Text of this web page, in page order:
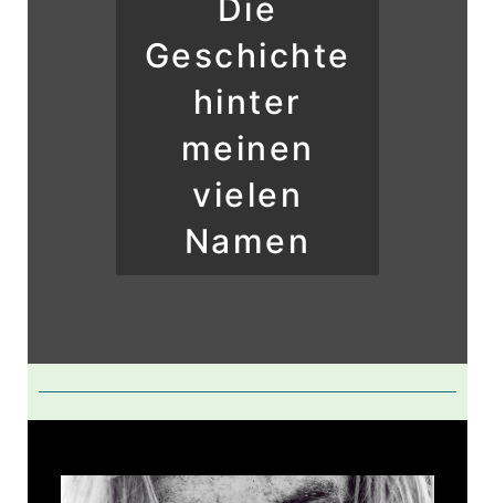
Die
Geschichte
hinter
meinen
vielen
Namen